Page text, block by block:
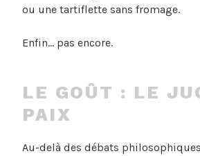
ou une tartiflette sans fromage.
Enfin… pas encore.
LE GOÛT : LE
PAIX
Au-delà des débats